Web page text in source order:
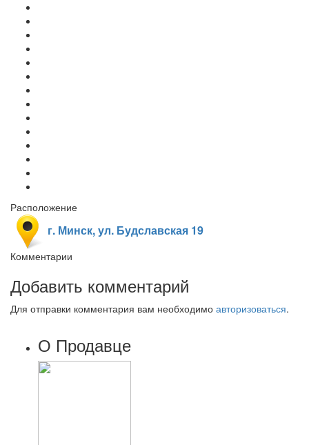
Расположение
г. Минск, ул. Будславская 19
Комментарии
Добавить комментарий
Для отправки комментария вам необходимо авторизоваться.
О Продавце